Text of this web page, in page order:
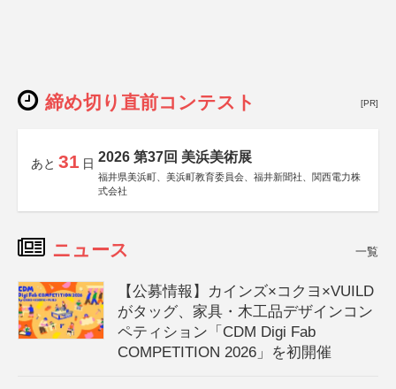
締め切り直前コンテスト [PR]
あと 31 日 2026 第37回 美浜美術展
福井県美浜町、美浜町教育委員会、福井新聞社、関西電力株
式会社
ニュース 一覧
【公募情報】カインズ×コクヨ×VUILD
がタッグ、家具・木工品デザインコン
ペティション「CDM Digi Fab
COMPETITION 2026」を初開催